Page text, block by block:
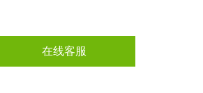
在线客服